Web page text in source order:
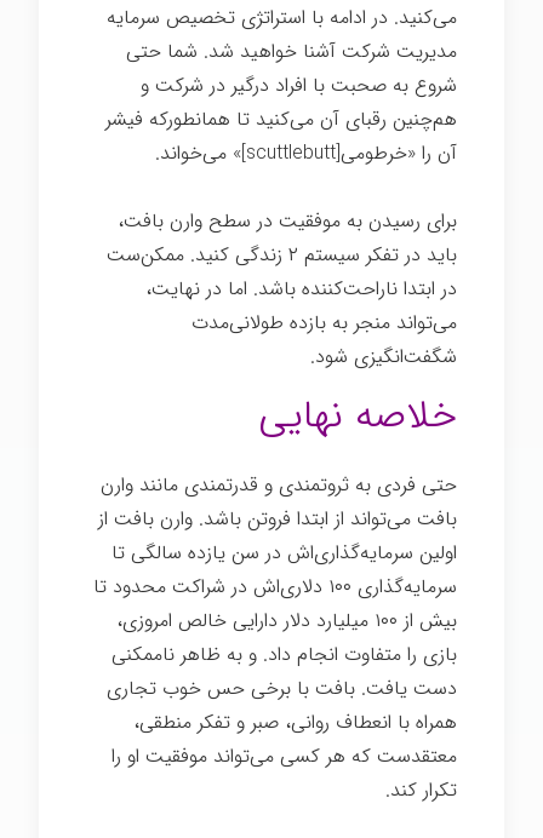
می‌کنید. در ادامه با استراتژی تخصیص سرمایه
مدیریت شرکت آشنا خواهید شد. شما حتی
شروع به صحبت با افراد درگیر در شرکت و
هم‌چنین رقبای آن می‌کنید تا همانطورکه فیشر
آن را «خرطومی[scuttlebutt]» می‌خواند.
برای رسیدن به موفقیت در سطح وارن بافت،
باید در تفکر سیستم ۲ زندگی کنید. ممکن‌ست
در ابتدا ناراحت‌کننده باشد. اما در نهایت،
می‌تواند منجر به بازده طولانی‌مدت
شگفت‌انگیزی شود.
خلاصه نهایی
حتی فردی به ثروتمندی و قدرتمندی مانند وارن
بافت می‌تواند از ابتدا فروتن باشد. وارن بافت از
اولین سرمایه‌گذاری‌اش در سن یازده سالگی تا
سرمایه‌گذاری ۱۰۰ دلاری‌اش در شراکت محدود تا
بیش از ۱۰۰ میلیارد دلار دارایی خالص امروزی،
بازی را متفاوت انجام داد. و به ظاهر ناممکنی
دست یافت. بافت با برخی حس خوب تجاری
همراه با انعطاف روانی، صبر و تفکر منطقی،
معتقدست که هر کسی می‌تواند موفقیت او را
تکرار کند.